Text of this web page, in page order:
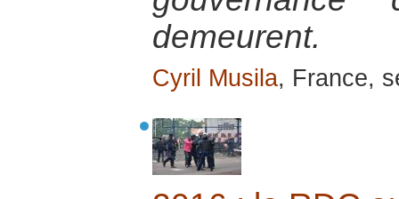
demeurent.
Cyril Musila, France,